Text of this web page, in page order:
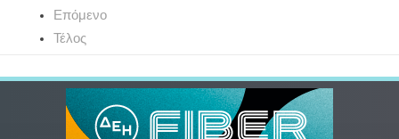
Επόμενο
Τέλος